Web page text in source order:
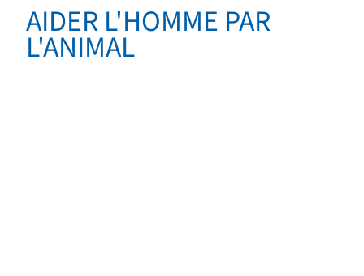
AIDER L'HOMME PAR
L'ANIMAL